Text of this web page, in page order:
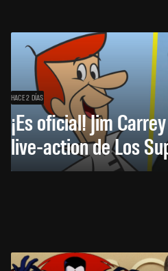
HACE 2 DÍAS
¡Es oficial! Jim
live-action de Los